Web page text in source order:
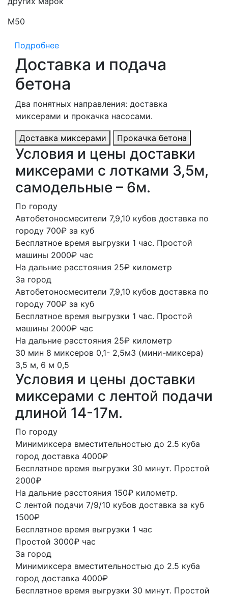
М50
Подробнее
Доставка и подача
бетона
Два понятных направления: доставка
миксерами и прокачка насосами.
Доставка миксерами Прокачка бетона
Условия и цены доставки
миксерами с лотками 3,5м,
самодельные – 6м.
По городу
Автобетоносмесители 7,9,10 кубов доставка по
городу 700₽ за куб
Бесплатное время выгрузки 1 час. Простой
машины 2000₽ час
На дальние расстояния 25₽ километр
За город
Автобетоносмесители 7,9,10 кубов доставка по
городу 700₽ за куб
Бесплатное время выгрузки 1 час. Простой
машины 2000₽ час
На дальние расстояния 25₽ километр
30 мин 8 миксеров 0,1- 2,5м3 (мини-миксера)
3,5 м, 6 м 0,5
Условия и цены доставки
миксерами с лентой подачи
длиной 14-17м.
По городу
Минимиксера вместительностью до 2.5 куба
город доставка 4000₽
Бесплатное время выгрузки 30 минут. Простой
2000₽
На дальние расстояния 150₽ километр.
С лентой подачи 7/9/10 кубов доставка за куб
1500₽
Бесплатное время выгрузки 1 час
Простой 3000₽ час
За город
Минимиксера вместительностью до 2.5 куба
город доставка 4000₽
Бесплатное время выгрузки 30 минут. Простой